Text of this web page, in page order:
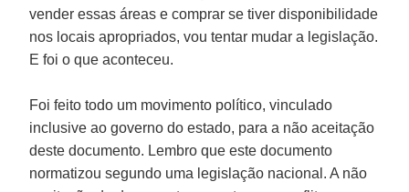
vender essas áreas e comprar se tiver disponibilidade
nos locais apropriados, vou tentar mudar a legislação.
E foi o que aconteceu.
Foi feito todo um movimento político, vinculado
inclusive ao governo do estado, para a não aceitação
deste documento. Lembro que este documento
normatizou segundo uma legislação nacional. A não